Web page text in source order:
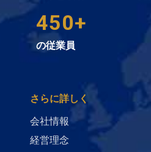
450+
の従業員
さらに詳しく
会社情報
経営理念